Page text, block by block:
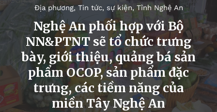
Địa phương,Tin tức, sự kiện, Tỉnh Nghệ An
Nghệ An phối hợp với Bộ
NN&PTNT sẽ tổ chức trưng
bày, giới thiệu, quảng bá sản
phẩm OCOP, sản phẩm đặc
trưng, các tiềm năng của
miền Tây Nghệ An